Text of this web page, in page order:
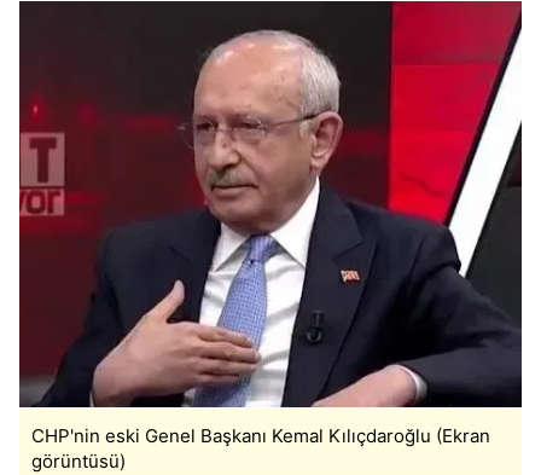
CHP'nin eski Genel Başkanı Kemal Kılıçdaroğlu (Ekran
görüntüsü)